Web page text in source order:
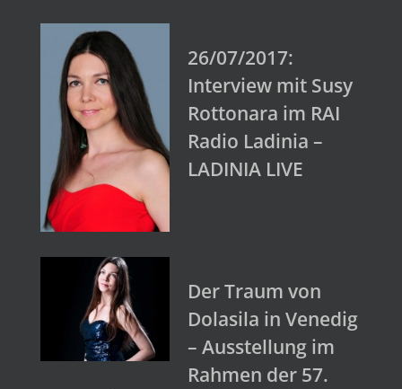
26/07/2017:
Interview mit Susy
Rottonara im RAI
Radio Ladinia –
LADINIA LIVE
Der Traum von
Dolasila in Venedig
– Ausstellung im
Rahmen der 57.